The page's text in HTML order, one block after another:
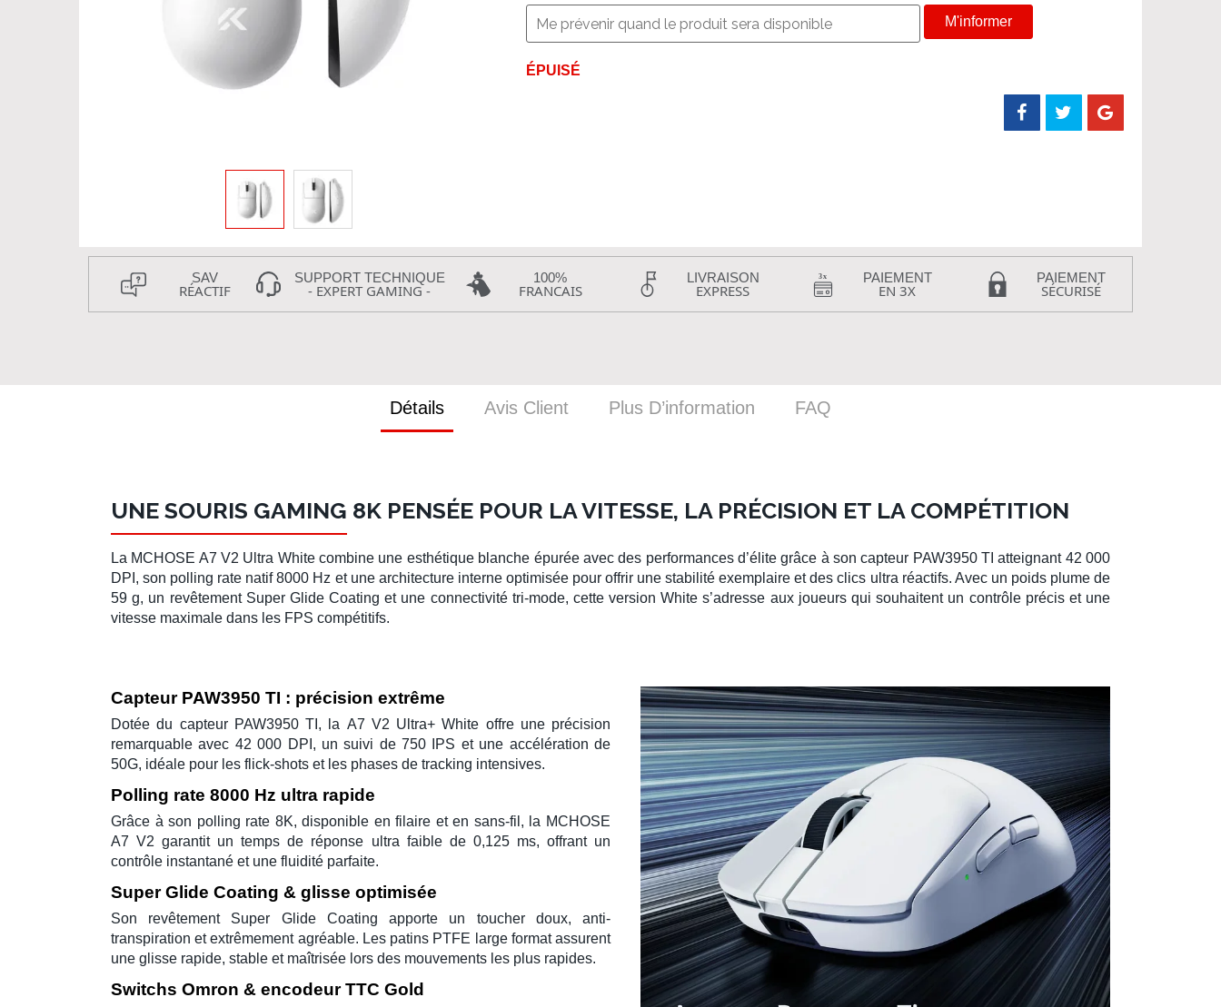
M'informer
ÉPUISÉ
SAV
RÉACTIF
SUPPORT TECHNIQUE
- EXPERT GAMING -
100%
FRANCAIS
LIVRAISON
EXPRESS
PAIEMENT
EN 3X
PAIEMENT
SÉCURISÉ
Détails
UNE SOURIS GAMING 8K PENSÉE POUR LA VITESSE, LA PRÉCISION ET LA COMPÉTITION
La MCHOSE A7 V2 Ultra Whitecombine une esthétique blanche épurée avec des performances d’élite grâce à soncapteur PAW3950 TI atteignant 42 000
DPI , son polling rate natif 8000 Hz et une architecture interne optimisée pour offrir une stabilité exemplaire et des clics ultra réactifs. Avec un poids plume de
59 g, un revêtement Super Glide Coating et une connectivité tri-mode, cette version White s’adresse aux joueurs qui souhaitent un contrôle précis et une
vitesse maximale dans les FPS compétitifs.
Capteur PAW3950 TI : précision extrême
Dotée du capteur PAW3950 TI , la A7 V2 Ultra+ White offre une précision
remarquable avec 42 000 DPI , un suivi de750 IPS et une accélération de
50G, idéale pour les flick-shots et les phases de tracking intensives.
Polling rate 8000 Hz ultra rapide
Grâce à son polling rate 8K, disponible en filaire et en sans-fil, la MCHOSE
A7 V2 garantit un temps de réponse ultra faible de 0,125 ms, offrant un
contrôle instantané et une fluidité parfaite.
Super Glide Coating & glisse optimisée
Son revêtement Super Glide Coating apporte un toucher doux, anti-
transpiration et extrêmement agréable. Les patins PTFE large formatassurent
une glisse rapide, stable et maîtrisée lors des mouvements les plus rapides.
Switchs Omron & encodeur TTC Gold
Avis Client Plus D’information FAQ